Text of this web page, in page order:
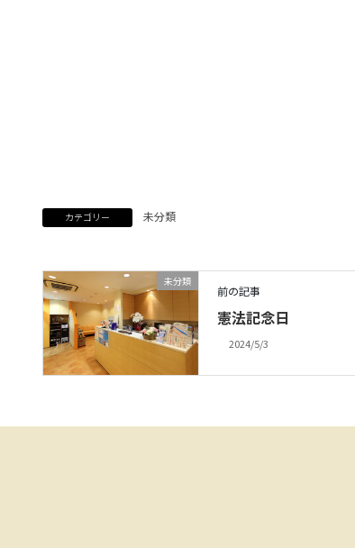
カテゴリー 未分類
未分類
前の記事
憲法記念日
2024/5/3